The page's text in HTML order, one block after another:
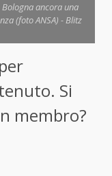
ancora una
(foto ANSA) - Blitz
Si
membro?